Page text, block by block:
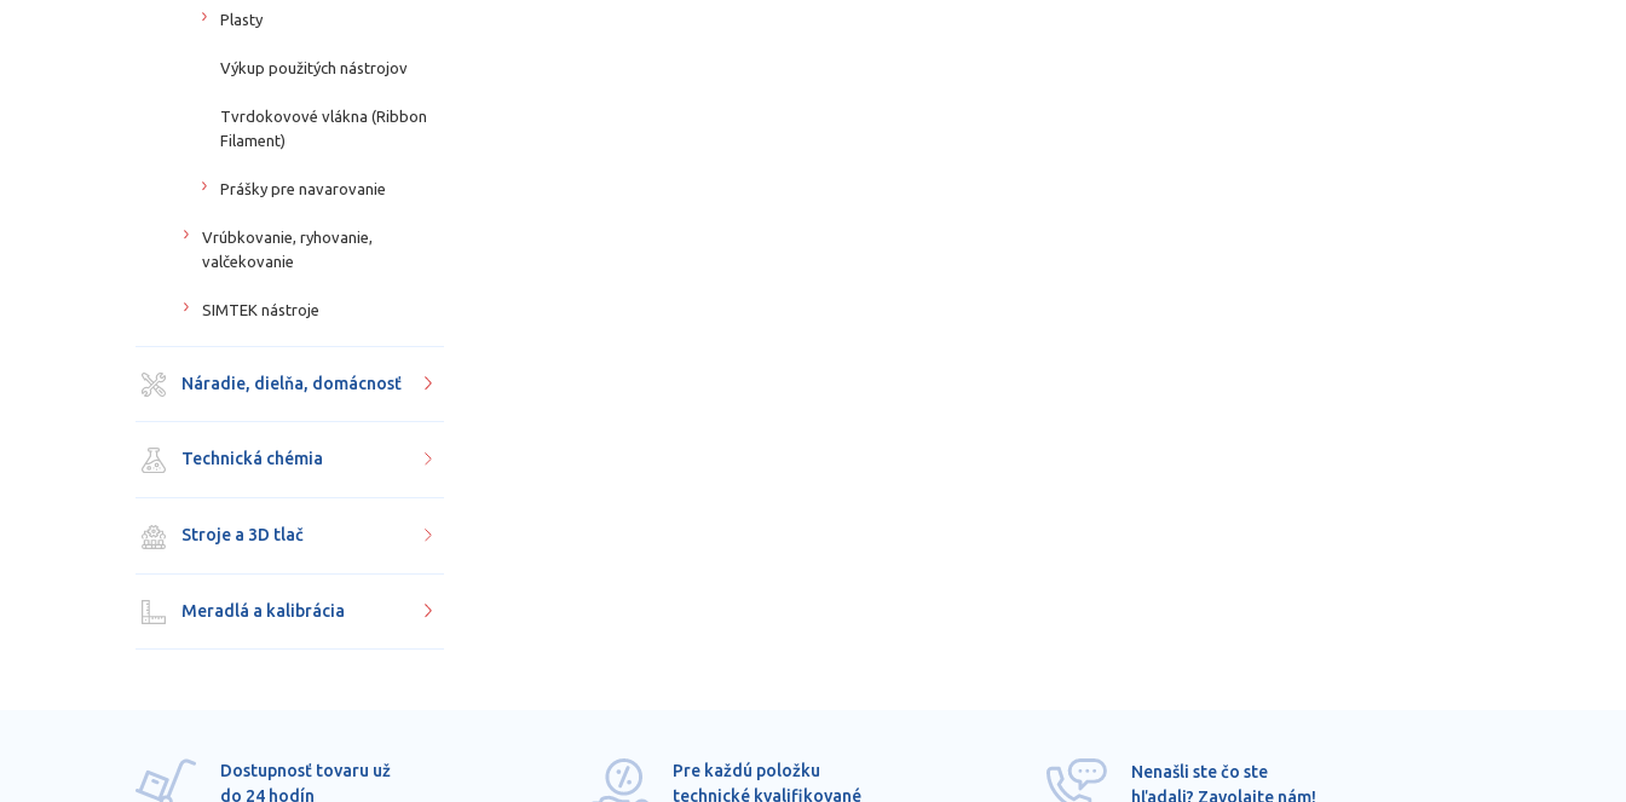
Plasty
Výkup použitých nástrojov
Tvrdokovové vlákna (Ribbon
Filament)
Prášky pre navarovanie
Vrúbkovanie, ryhovanie,
valčekovanie
SIMTEK nástroje
Náradie, dielňa, domácnosť
Technická chémia
Stroje a 3D tlač
Meradlá a kalibrácia
Dostupnosť tovaru už
do 24 hodín
Pre každú položku
technické kvalifikované
Nenašli ste čo ste
hľadali? Zavolajte nám!